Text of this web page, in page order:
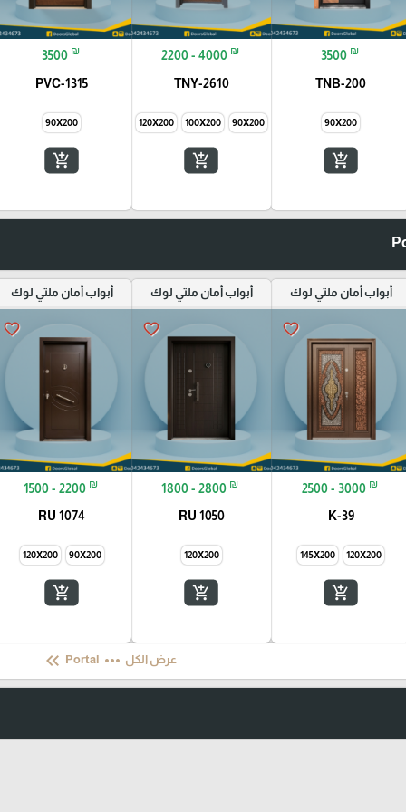
3500 ₪
TNB-200
90X200
add_shopping_cart
2200 - 4000 ₪
TNY-2610
90X200
100X200
120X200
add_shopping_cart
3500 ₪
PVC-1315
90X200
add_shopping_cart
أبواب أمان ملتي لوك
favorite_border
2500 - 3000 ₪
K-39
120X200
145X200
add_shopping_cart
أبواب أمان ملتي لوك
favorite_border
1800 - 2800 ₪
RU 1050
120X200
add_shopping_cart
أبواب أمان ملتي لوك
favorite_border
1500 - 2200 ₪
RU 1074
90X200
120X200
add_shopping_cart
عرض الكل more_horiz
keyboard_double_arrow_left